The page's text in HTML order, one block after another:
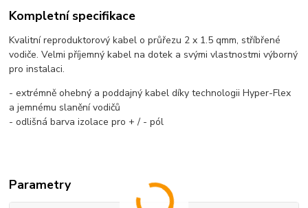
Kompletní specifikace
Kvalitní reproduktorový kabel o průřezu 2 x 1.5 qmm, stříbřené
vodiče. Velmi příjemný kabel na dotek a svými vlastnostmi výborný
pro instalaci.
- extrémně ohebný a poddajný kabel díky technologii Hyper-Flex
a jemnému slanění vodičů
- odlišná barva izolace pro + / - pól
Parametry